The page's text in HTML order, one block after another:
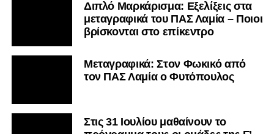
Διπλό Μαρκάρισμα: Εξελίξεις στα
μεταγραφικά του ΠΑΣ Λαμία – Ποιοι
βρίσκονται στο επίκεντρο
Μεταγραφικά: Στον Φωκικό από
τον ΠΑΣ Λαμία ο Φυτόπουλος
Στις 31 Ιουλίου μαθαίνουν το